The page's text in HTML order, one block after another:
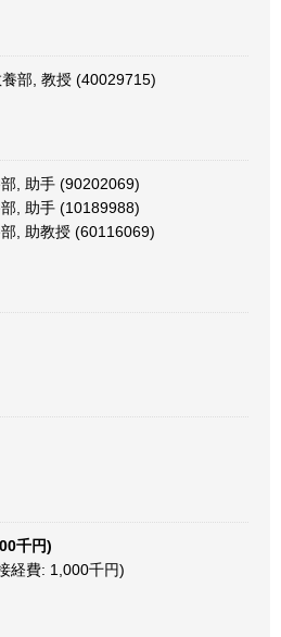
部, 教授 (40029715)
, 助手 (90202069)
, 助手 (10189988)
, 助教授 (60116069)
千円)
経費: 1,000千円)